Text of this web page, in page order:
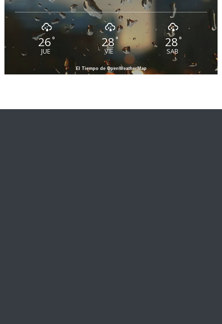
26°
JUE
28 °
VIE
28°
SAB
El Tiempo de OpenWeatherMap